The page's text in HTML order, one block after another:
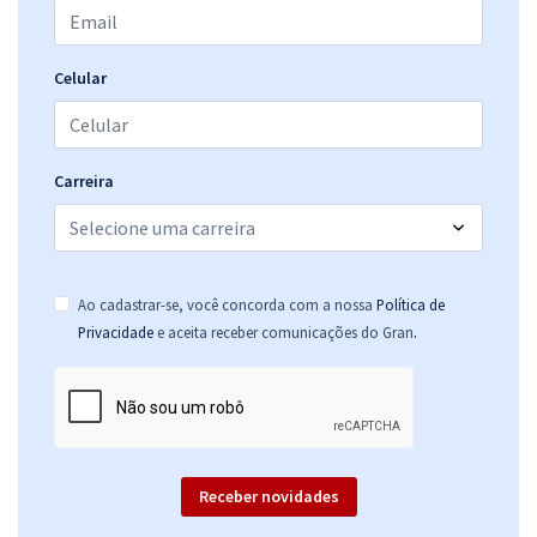
Celular
Carreira
Ao cadastrar-se, você concorda com a nossa Política de
Privacidade e aceita receber comunicações do Gran.
Receber novidades